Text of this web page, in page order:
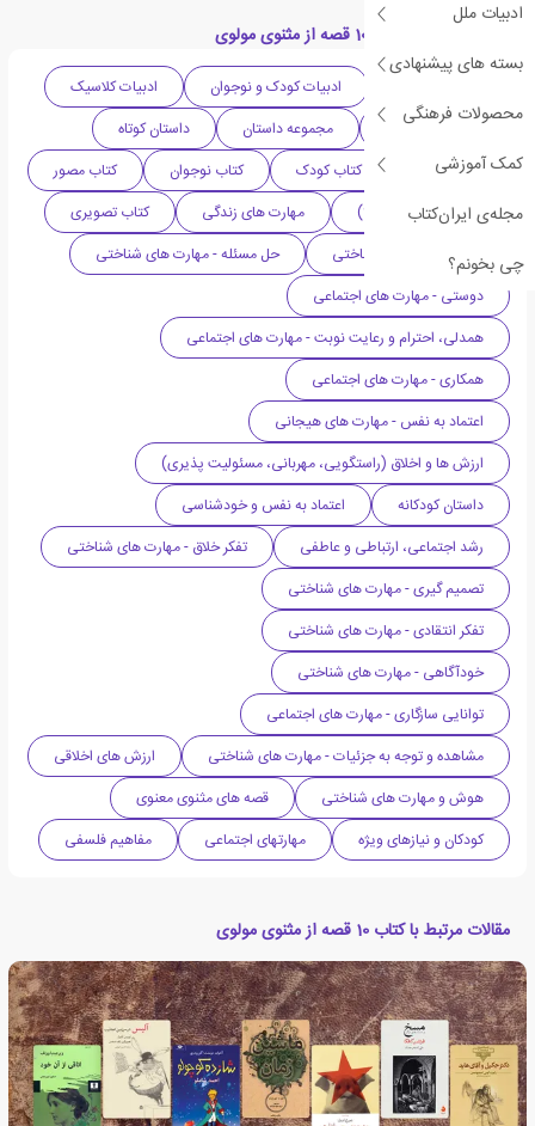
ادبیات ملل
بسته های پیشنهادی
محصولات فرهنگی
کمک آموزشی
مجله‌ی ایران‌کتاب
چی بخونم؟
ادبیات کودک و نوجوان
ادبیات کلاسیک
دهه 2010 میلادی
مجموعه داستان
داستان کوتاه
ادبیات ایران
کتاب کودک کتاب نوجوان
کتاب مصور
کودک (۹-۱۱ سال | +9)
مهارت های زندگی
کتاب تصویری
تمرکز - مهارت های شناختی
حل مسئله - مهارت های شناختی
دوستی - مهارت های اجتماعی
همدلی، احترام و رعایت نوبت - مهارت های اجتماعی
همکاری - مهارت های اجتماعی
اعتماد به نفس - مهارت های هیجانی
ارزش ها و اخلاق (راستگویی، مهربانی، مسئولیت پذیری)
داستان کودکانه
اعتماد به نفس و خودشناسی
رشد اجتماعی، ارتباطی و عاطفی
تفکر خلاق - مهارت های شناختی
تصمیم گیری - مهارت های شناختی
تفکر انتقادی - مهارت های شناختی
خودآگاهی - مهارت های شناختی
توانایی سازگاری - مهارت های اجتماعی
مشاهده و توجه به جزئیات - مهارت های شناختی
ارزش های اخلاقی
هوش و مهارت های شناختی
قصه های مثنوی معنوی
کودکان و نیازهای ویژه
مهارتهای اجتماعی مفاهیم فلسفی
مقالات مرتبط با کتاب 10 قصه از مثنوی مولوی